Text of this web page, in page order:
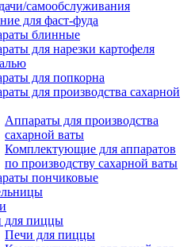
самообслуживания
для фаст-фуда
блинные
для нарезки картофеля
для попкорна
для производства сахарной
Аппараты для производства
сахарной ваты
Комплектующие для аппаратов
по производству сахарной ваты
пончиковые
для пиццы
Печи для пиццы